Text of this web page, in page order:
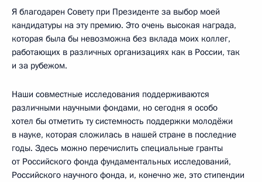
Я благодарен Совету при Президенте за выбор моей
кандидатуры на эту премию. Это очень высокая награда,
которая была бы невозможна без вклада моих коллег,
работающих в различных организациях как в России, так
и за рубежом.
Наши совместные исследования поддерживаются
различными научными фондами, но сегодня я особо
хотел бы отметить ту системность поддержки молодёжи
в науке, которая сложилась в нашей стране в последние
годы. Здесь можно перечислить специальные гранты
от Российского фонда фундаментальных исследований,
Российского научного фонда, и, конечно же, это стипендии